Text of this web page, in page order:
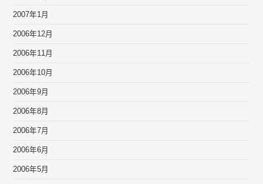
2007年1月
2006年12月
2006年11月
2006年10月
2006年9月
2006年8月
2006年7月
2006年6月
2006年5月